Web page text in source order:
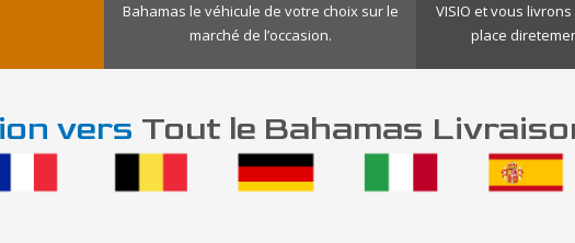
Bahamas le véhicule de votre choix sur le
marché de l’occasion.
VISIO et vous
place
vers Tout le Bahamas